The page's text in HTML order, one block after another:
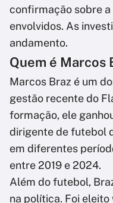
confirmação sobre
envolvidos. As
andamento.
Quem é Marcos
Marcos Braz é um
gestão recente do
formação, ele
dirigente de futebol
em diferentes
entre 2019 e 2024.
Além do futebol,
na política. Foi eleito